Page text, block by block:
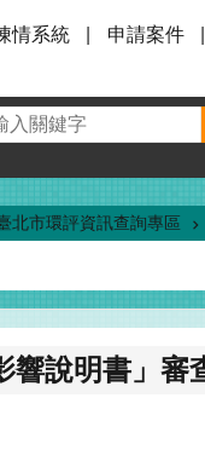
情系統 申請案件
北市環評資訊查詢專區
響說明書」審